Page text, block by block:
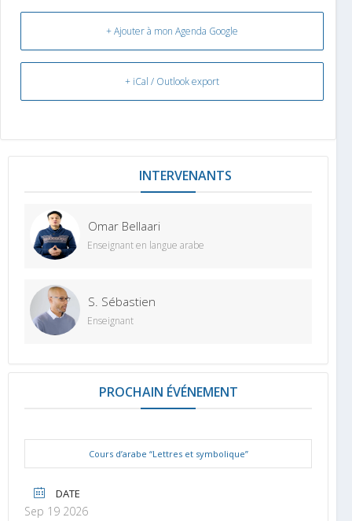
+ Ajouter à mon Agenda Google
+ iCal / Outlook export
INTERVENANTS
Omar Bellaari
Enseignant en langue arabe
S. Sébastien
Enseignant
PROCHAIN ÉVÉNEMENT
Cours d’arabe “Lettres et symbolique”
DATE
Sep 19 2026